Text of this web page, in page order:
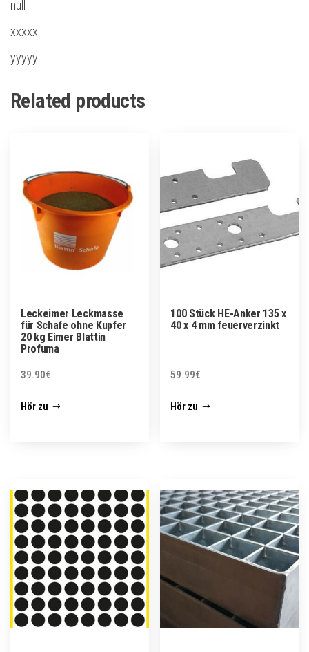
null
xxxxx
yyyyy
Related products
Leckeimer Leckmasse
für Schafe ohne Kupfer
20 kg Eimer Blattin
Profuma
39.90€
Hör zu
100 Stück HE-Anker 135 x
40 x 4 mm feuerverzinkt
59.99€
Hör zu